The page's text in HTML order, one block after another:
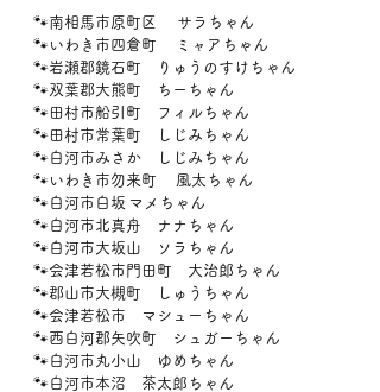
🐾南相馬市原町区 　サラちゃん
🐾いわき市四倉町	ミャアちゃん
🐾岩瀬郡鏡石町　りゅうのすけちゃん
🐾双葉郡大熊町　ちーちゃん
🐾田村市船引町　フィルちゃん
🐾田村市常葉町　しじみちゃん
🐾白河市みさか　しじみちゃん
🐾いわき市勿来町	風太ちゃん
🐾白河市白坂	マメちゃん
🐾白河市北真舟　ナナちゃん
🐾白河市大坂山　ソラちゃん
🐾会津若松市門田町　大治郎ちゃん
🐾郡山市大槻町　しゅうちゃん
🐾会津若松市　マシューちゃん
🐾西白河郡矢吹町　シュガーちゃん
🐾白河市丸小山　ゆめちゃん
🐾白河市本沼　茶太郎ちゃん